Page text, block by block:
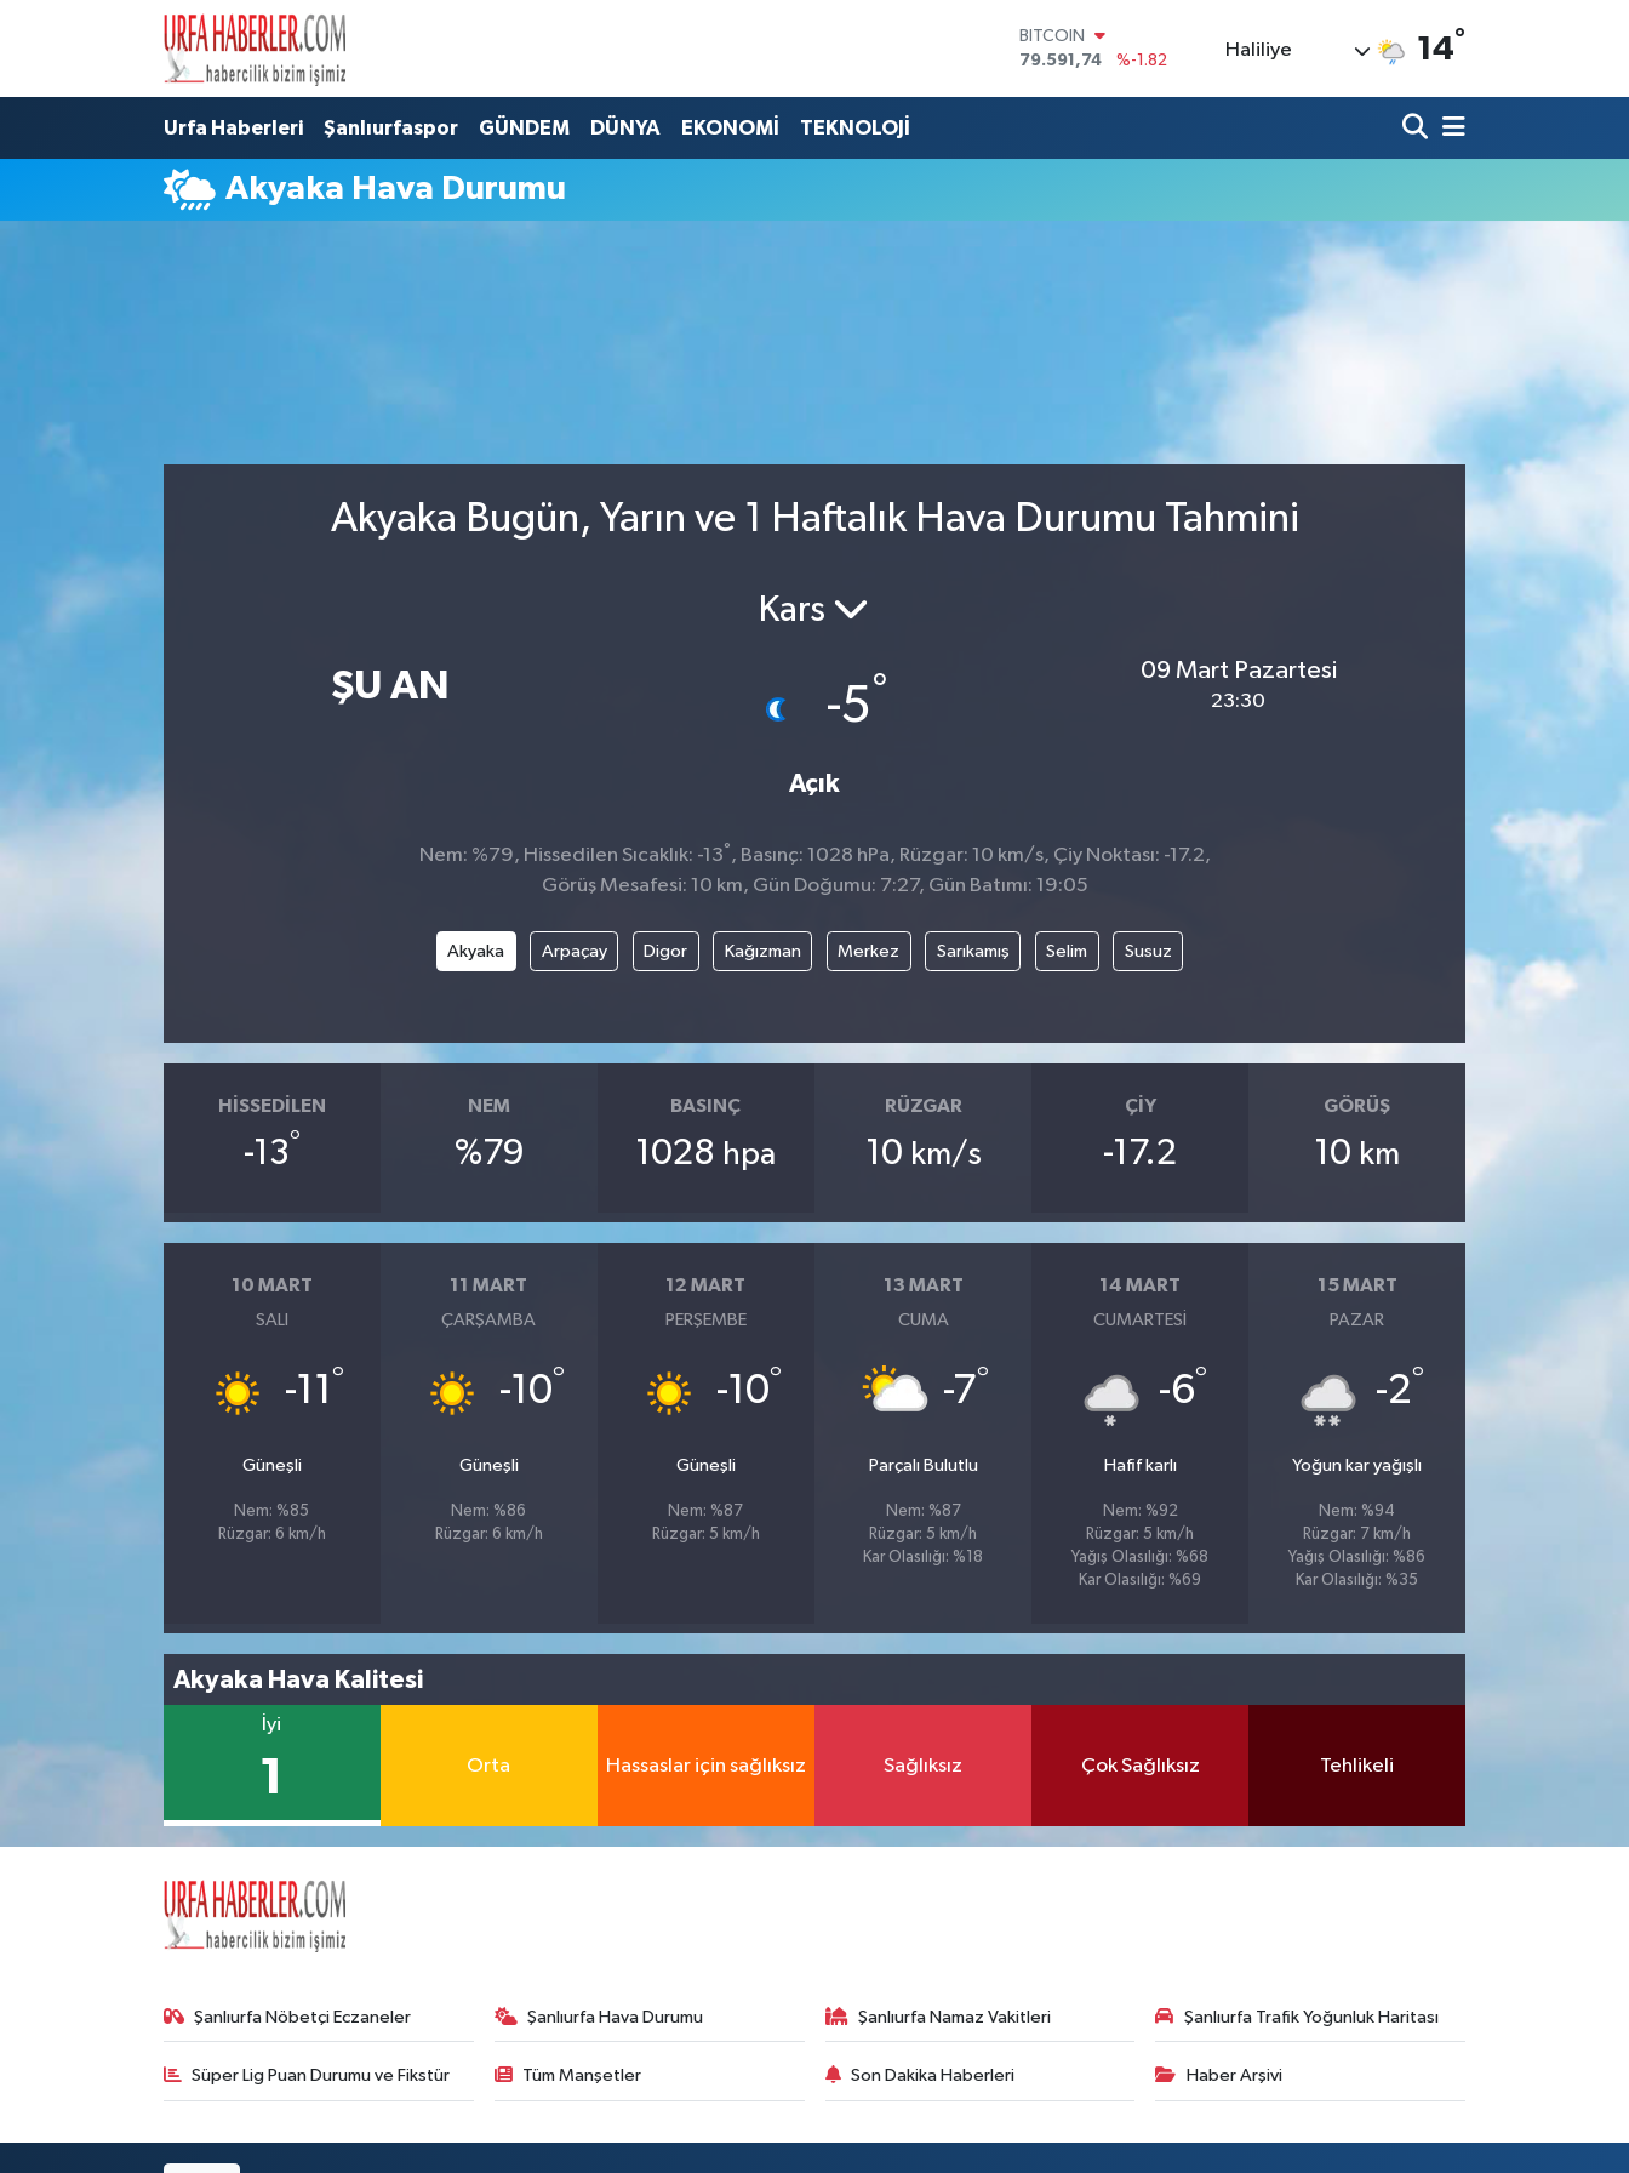
BITCOIN
79.591,74
%-1.82
Haliliye 14°
Urfa Haberleri Şanlıurfaspor GÜNDEM DÜNYA EKONOMİ TEKNOLOJİ
Akyaka Hava Durumu
Akyaka Bugün, Yarın ve 1 Haftalık Hava Durumu Tahmini
ŞU AN
Kars
-5°
Açık
09 Mart Pazartesi
23:30
Nem: %79, Hissedilen Sıcaklık: -13° , Basınç: 1028 hPa, Rüzgar: 10 km/s, Çiy Noktası: -17.2,
Görüş Mesafesi: 10 km, Gün Doğumu: 7:27, Gün Batımı: 19:05
Akyaka Arpaçay Digor Kağızman Merkez Sarıkamış Selim Susuz
HISSEDILEN
-13°
NEM
%79
BASINÇ
1028 hpa
RÜZGAR
10 km/s
ÇIY
-17.2
GÖRÜŞ
10 km
10 MART
SALI
-11 °
Güneşli
Nem: %85
Rüzgar: 6 km/h
11 MART
ÇARŞAMBA
-10°
Güneşli
Nem: %86
Rüzgar: 6 km/h
12 MART
PERŞEMBE
-10°
Güneşli
Nem: %87
Rüzgar: 5 km/h
13 MART
CUMA
-7°
Parçalı Bulutlu
Nem: %87
Rüzgar: 5 km/h
Kar Olasılığı: %18
14 MART
CUMARTESI
-6°
Hafif karlı
Nem: %92
Rüzgar: 5 km/h
Yağış Olasılığı: %68
Kar Olasılığı: %69
15 MART
PAZAR
-2°
Yoğun kar yağışlı
Nem: %94
Rüzgar: 7 km/h
Yağış Olasılığı: %86
Kar Olasılığı: %35
Akyaka Hava Kalitesi
İyi
1 Orta Hassaslar için sağlıksız Sağlıksız Çok Sağlıksız Tehlikeli
Şanlıurfa Nöbetçi Eczaneler Şanlıurfa Hava Durumu Şanlıurfa Namaz Vakitleri Şanlıurfa Trafik Yoğunluk Haritası
Süper Lig Puan Durumu ve Fikstür Tüm Manşetler Son Dakika Haberleri Haber Arşivi
Şanlıurfa Nöbetçi Eczaneler
Şanlıurfa Namaz Vakitleri
Son Dakika Haberleri